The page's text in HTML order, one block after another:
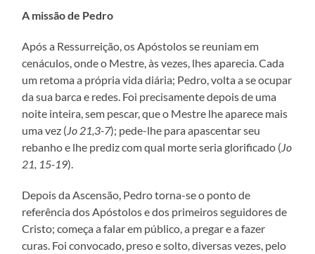
A missão de Pedro
Após a Ressurreição, os Apóstolos se reuniam em
cenáculos, onde o Mestre, às vezes, lhes aparecia. Cada
um retoma a própria vida diária; Pedro, volta a se ocupar
da sua barca e redes. Foi precisamente depois de uma
noite inteira, sem pescar, que o Mestre lhe aparece mais
uma vez (Jo 21,3-7); pede-lhe para apascentar seu
rebanho e lhe prediz com qual morte seria glorificado (Jo
21, 15-19).
Depois da Ascensão, Pedro torna-se o ponto de
referência dos Apóstolos e dos primeiros seguidores de
Cristo; começa a falar em público, a pregar e a fazer
curas. Foi convocado, preso e solto, diversas vezes, pelo